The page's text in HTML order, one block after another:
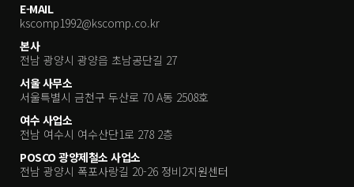
E-MAIL
kscomp1992@kscomp.co.kr
본사
전남 광양시 광양읍 초남공단길 27
서울 사무소
서울특별시 금천구 두산로 70 A동 2508호
여수 사업소
전남 여수시 여수산단1로 278 2층
POSCO 광양제철소 사업소
전남 광양시 폭포사랑길 20-26 정비2지원센터